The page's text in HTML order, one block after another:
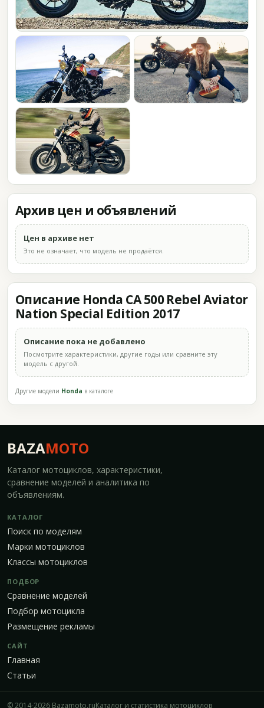
Архив цен и объявлений
Цен в архиве нет
Это не означает, что модель не продаётся.
Описание Honda CA 500 Rebel Aviator
Nation Special Edition 2017
Описание пока не добавлено
Посмотрите характеристики, другие годы или сравните эту
модель с другой.
Другие модели Honda в каталоге
BAZAMOTO
Каталог мотоциклов, характеристики,
сравнение моделей и аналитика по
объявлениям.
КАТАЛОГ
Поиск по моделям
Марки мотоциклов
Классы мотоциклов
ПОДБОР
Сравнение моделей
Подбор мотоцикла
Размещение рекламы
САЙТ
Главная
Статьи
© 2014-2026 Bazamoto.ruКаталог и статистика мотоциклов